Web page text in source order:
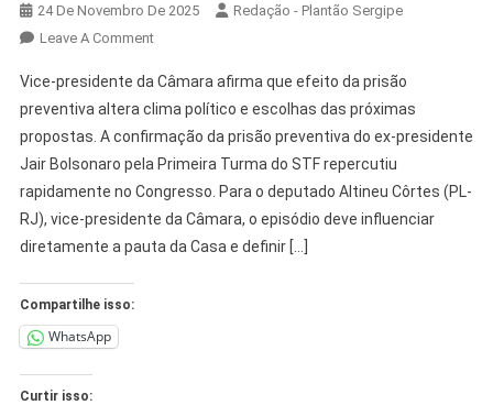
24 De Novembro De 2025
Redação - Plantão Sergipe
Leave A Comment
Vice-presidente da Câmara afirma que efeito da prisão
preventiva altera clima político e escolhas das próximas
propostas. A confirmação da prisão preventiva do ex-presidente
Jair Bolsonaro pela Primeira Turma do STF repercutiu
rapidamente no Congresso. Para o deputado Altineu Côrtes (PL-
RJ), vice-presidente da Câmara, o episódio deve influenciar
diretamente a pauta da Casa e definir […]
Compartilhe isso:
WhatsApp
Curtir isso: